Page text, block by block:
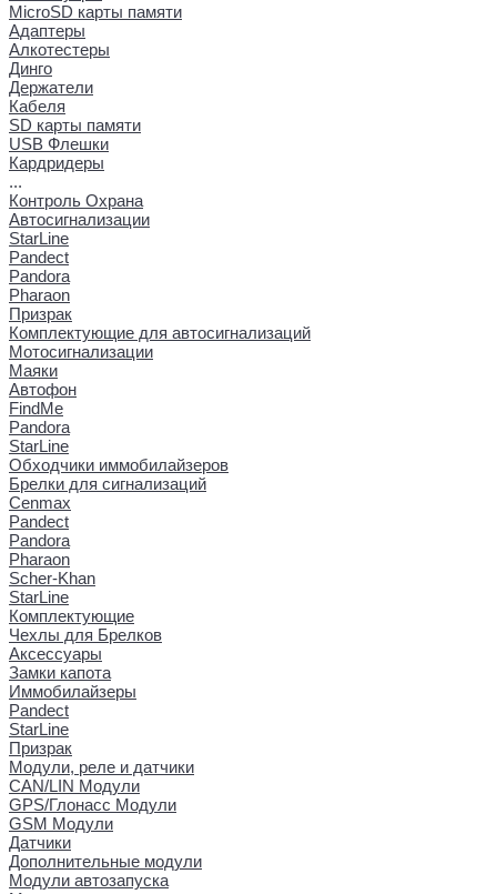
MicroSD карты памяти
Адаптеры
Алкотестеры
Динго
Держатели
Кабеля
SD карты памяти
USB Флешки
Кардридеры
...
Контроль Охрана
Автосигнализации
StarLine
Pandect
Pandora
Pharaon
Призрак
Комплектующие для автосигнализаций
Мотосигнализации
Маяки
Автофон
FindMe
Pandora
StarLine
Обходчики иммобилайзеров
Брелки для сигнализаций
Cenmax
Pandect
Pandora
Pharaon
Scher-Khan
StarLine
Комплектующие
Чехлы для Брелков
Аксессуары
Замки капота
Иммобилайзеры
Pandect
StarLine
Призрак
Модули, реле и датчики
CAN/LIN Модули
GPS/Глонасс Модули
GSM Модули
Датчики
Дополнительные модули
Модули автозапуска